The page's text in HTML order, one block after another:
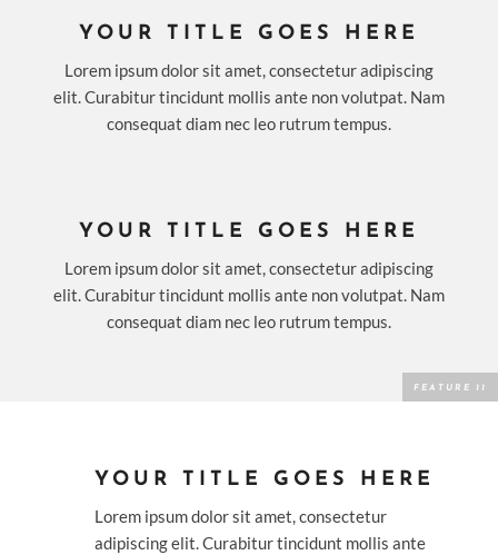
YOUR TITLE GOES HERE
Lorem ipsum dolor sit amet, consectetur adipiscing
elit. Curabitur tincidunt mollis ante non volutpat. Nam
consequat diam nec leo rutrum tempus.
YOUR TITLE GOES HERE
Lorem ipsum dolor sit amet, consectetur adipiscing
elit. Curabitur tincidunt mollis ante non volutpat. Nam
consequat diam nec leo rutrum tempus.
YOUR TITLE GOES HERE
Lorem ipsum dolor sit amet, consectetur
adipiscing elit. Curabitur tincidunt mollis ante